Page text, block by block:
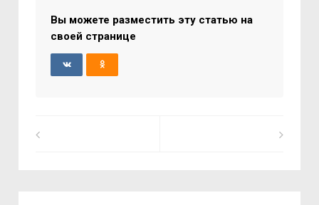
Вы можете разместить эту статью на
своей странице